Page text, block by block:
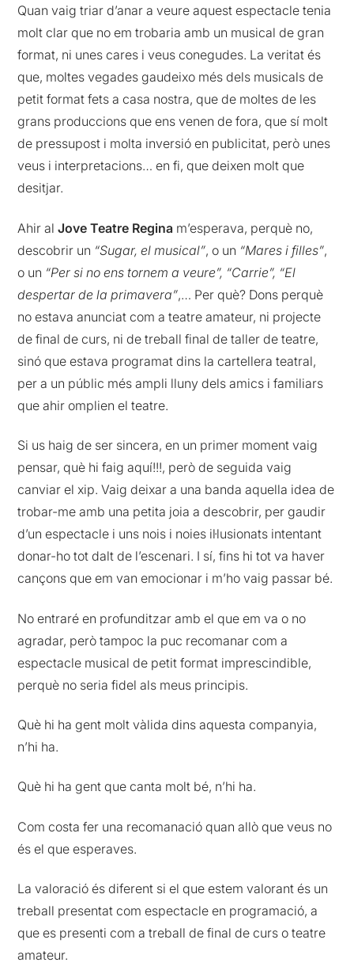
Quan vaig triar d’anar a veure aquest espectacle tenia
molt clar que no em trobaria amb un musical de gran
format, ni unes cares i veus conegudes. La veritat és
que, moltes vegades gaudeixo més dels musicals de
petit format fets a casa nostra, que de moltes de les
grans produccions que ens venen de fora, que sí molt
de pressupost i molta inversió en publicitat, però unes
veus i interpretacions… en fi, que deixen molt que
desitjar.
Ahir alJove Teatre Regina m’esperava, perquè no,
descobrir un “Sugar, el musical”, o un “Mares i filles”,
o un “Per si no ens tornem a veure”, “Carrie”, “El
despertar de la primavera”,… Per què? Dons perquè
no estava anunciat com a teatre amateur, ni projecte
de final de curs, ni de treball final de taller de teatre,
sinó que estava programat dins la cartellera teatral,
per a un públic més ampli lluny dels amics i familiars
que ahir omplien el teatre.
Si us haig de ser sincera, en un primer moment vaig
pensar, què hi faig aquí!!!, però de seguida vaig
canviar el xip. Vaig deixar a una banda aquella idea de
trobar-me amb una petita joia a descobrir, per gaudir
d’un espectacle i uns nois i noies il·lusionats intentant
donar-ho tot dalt de l’escenari. I sí, fins hi tot va haver
cançons que em van emocionar i m’ho vaig passar bé.
No entraré en profunditzar amb el que em va o no
agradar, però tampoc la puc recomanar com a
espectacle musical de petit format imprescindible,
perquè no seria fidel als meus principis.
Què hi ha gent molt vàlida dins aquesta companyia,
n’hi ha.
Què hi ha gent que canta molt bé, n’hi ha.
Com costa fer una recomanació quan allò que veus no
és el que esperaves.
La valoració és diferent si el que estem valorant és un
treball presentat com espectacle en programació, a
que es presenti com a treball de final de curs o teatre
amateur.